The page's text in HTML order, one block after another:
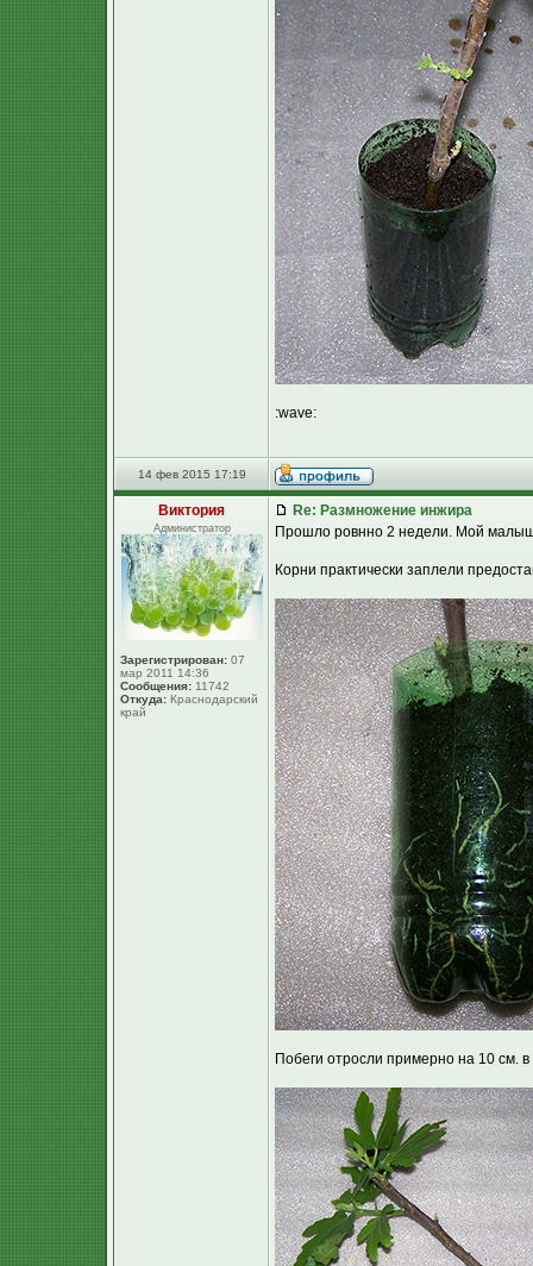
:wave:
14 фев 2015 17:19
Виктория
Администратор
Зарегистрирован: 07
мар 2011 14:36
Сообщения: 11742
Откуда: Краснодарский
край
Re: Размножение инжира
Прошло ровнно 2 недели. Мой
Корни практически заплели
Побеги отросли примерно на 10 см. в